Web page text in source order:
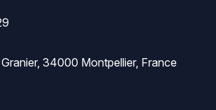
34000 Montpellier, France